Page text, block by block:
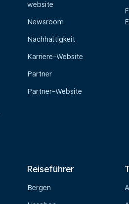
website
Newsroom
Nachhaltigkeit
Karriere-Website
Partner
Partner-Website
Reiseführer
Bergen